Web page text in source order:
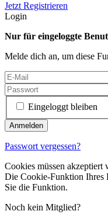
Jetzt Registrieren
Login
Nur für eingeloggte
Melde dich an, um diese
Eingeloggt bleiben
Passwort vergessen?
Cookies müssen akzeptiert
Die Cookie-Funktion Ihres
Sie die Funktion.
Noch kein Mitglied?